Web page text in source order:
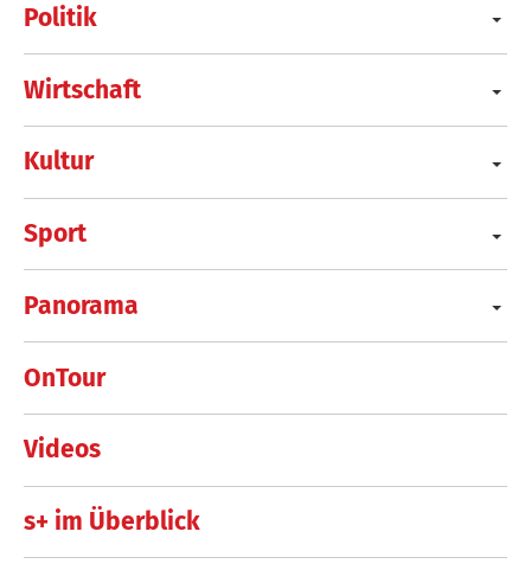
Politik
Wirtschaft
Kultur
Sport
Panorama
OnTour
Videos
s+ im Überblick